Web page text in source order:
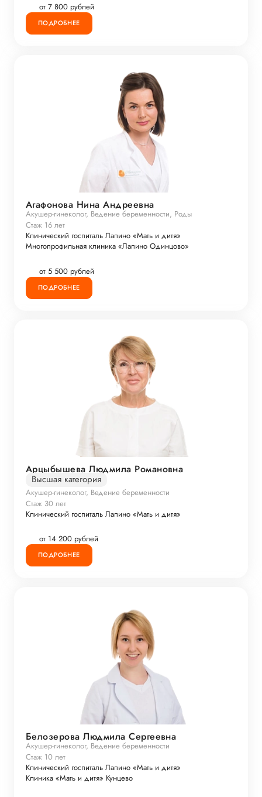
от 7 800 рублей
ПОДРОБНЕЕ
Агафонова Нина Андреевна
Акушер-гинеколог, Ведение беременности, Роды
Стаж 16 лет
Клинический госпиталь Лапино «Мать и дитя»
Многопрофильная клиника «Лапино Одинцово»
от 5 500 рублей
ПОДРОБНЕЕ
Арцыбышева Людмила Романовна
Высшая категория
Акушер-гинеколог, Ведение беременности
Стаж 30 лет
Клинический госпиталь Лапино «Мать и дитя»
от 14 200 рублей
ПОДРОБНЕЕ
Белозерова Людмила Сергеевна
Акушер-гинеколог, Ведение беременности
Стаж 10 лет
Клинический госпиталь Лапино «Мать и дитя»
Клиника «Мать и дитя» Кунцево